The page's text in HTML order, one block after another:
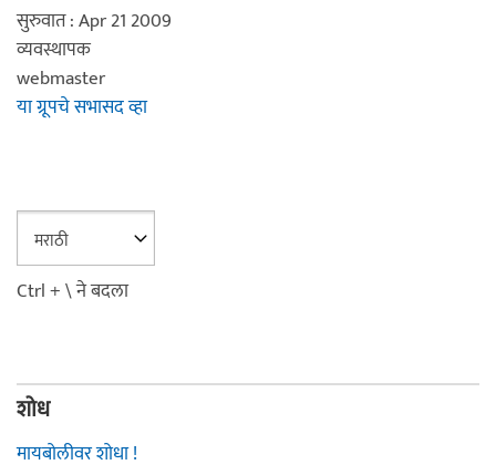
सुरुवात : Apr 21 2009
व्यवस्थापक
webmaster
या ग्रूपचे सभासद व्हा
Ctrl + \ ने बदला
शोध
मायबोलीवर शोधा !